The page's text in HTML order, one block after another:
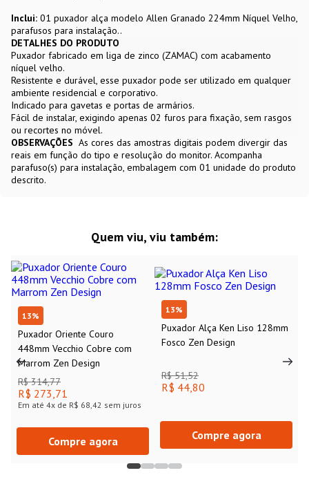
Inclui: 01 puxador alça modelo Allen Granado 224mm Níquel Velho,
parafusos para instalação..
DETALHES DO PRODUTO
Puxador fabricado em liga de zinco (ZAMAC) com acabamento
níquel velho.
Resistente e durável, esse puxador pode ser utilizado em qualquer
ambiente residencial e corporativo.
Indicado para gavetas e portas de armários.
Fácil de instalar, exigindo apenas 02 furos para fixação, sem rasgos
ou recortes no móvel.
OBSERVAÇÕES As cores das amostras digitais podem divergir das
reais em função do tipo e resolução do monitor. Acompanha
parafuso(s) para instalação, embalagem com 01 unidade do produto
descrito.
Quem viu, viu também:
13%
Puxador Oriente Couro
448mm Vecchio Cobre com
Marrom Zen Design
R$ 314,77
R$ 273,71
Em até 4x de R$ 68,42 sem juros
Compre agora
13%
Puxador Alça Ken Liso 128mm
Fosco Zen Design
R$ 51,52
R$ 44,80
Compre agora